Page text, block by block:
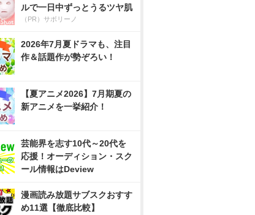
ルで一日中ずっとうるツヤ肌
（PR）サボリーノ
2026年7月夏ドラマも、注目
作＆話題作が勢ぞろい！
【夏アニメ2026】7月期夏の
新アニメを一挙紹介！
芸能界を志す10代～20代を
応援！オーディション・スク
ール情報はDeview
漫画読み放題サブスクおすす
め11選【徹底比較】